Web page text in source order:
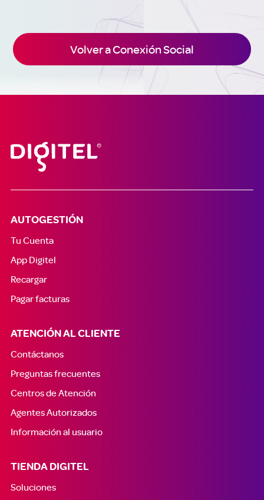
Volver a Conexión Social
AUTOGESTIÓN
Tu Cuenta
App Digitel
Recargar
Pagar facturas
ATENCIÓN AL CLIENTE
Contáctanos
Preguntas frecuentes
Centros de Atención
Agentes Autorizados
Información al usuario
TIENDA DIGITEL
Soluciones